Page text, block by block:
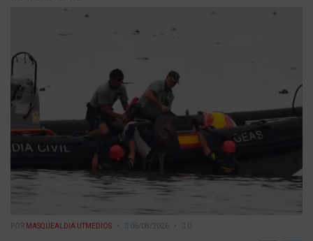
POR MASQUEALDIA UTMEDIOS 06/08/2026 0